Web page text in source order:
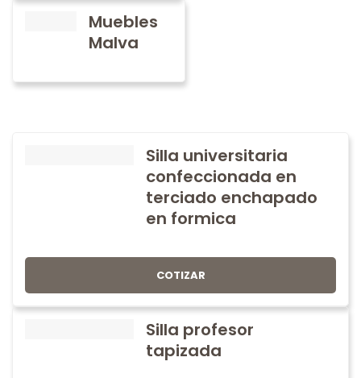
Muebles
Malva
Silla universitaria
confeccionada en
terciado enchapado
en formica
COTIZAR
Silla profesor
tapizada